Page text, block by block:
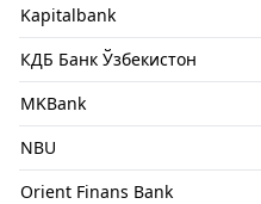
Kapitalbank
КДБ Банк Ўзбекистон
MKBank
NBU
Orient Finans Bank